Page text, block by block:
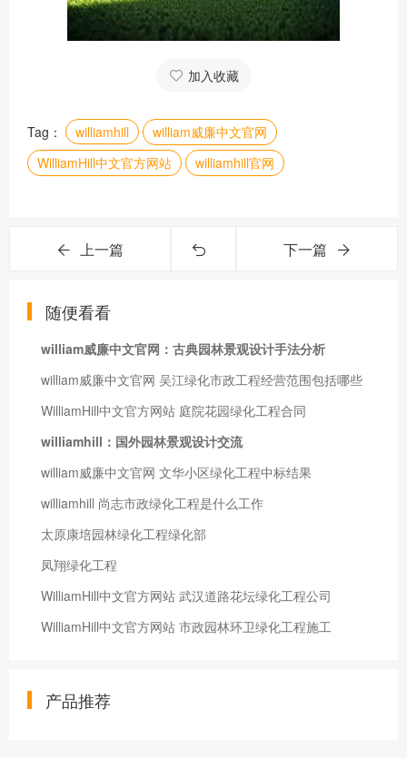
加入收藏
Tag： williamhill
william威廉中文官网
WilliamHill中文官方网站
williamhill官网
上一篇 下一篇
随便看看
william威廉中文官网：古典园林景观设计手法分析
william威廉中文官网 吴江绿化市政工程经营范围包括哪些
WilliamHill中文官方网站 庭院花园绿化工程合同
williamhill：国外园林景观设计交流
william威廉中文官网 文华小区绿化工程中标结果
williamhill 尚志市政绿化工程是什么工作
太原康培园林绿化工程绿化部
凤翔绿化工程
WilliamHill中文官方网站 武汉道路花坛绿化工程公司
WilliamHill中文官方网站 市政园林环卫绿化工程施工
产品推荐